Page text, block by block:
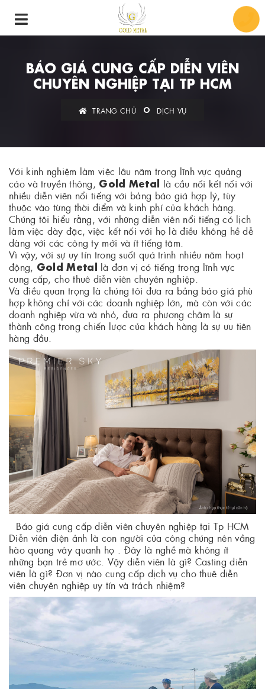
BÁO GIÁ CUNG CẤP DIỄN VIÊN
CHUYÊN NGHIỆP TẠI TP HCM
TRANG CHỦ DỊCH VỤ
Với kinh nghiệm làm việc lâu năm trong lĩnh vực quảng
cáo và truyền thông, Gold Metal là cầu nối kết nối với
nhiều diễn viên nổi tiếng với bảng báo giá hợp lý, tùy
thuộc vào từng thời điểm và kinh phí của khách hàng.
Chúng tôi hiểu rằng, với những diễn viên nổi tiếng có lịch
làm việc dày đặc, việc kết nối với họ là điều không hề dễ
dàng với các công ty mới và ít tiếng tăm.
Vì vậy, với sự uy tín trong suốt quá trình nhiều năm hoạt
động, Gold Metal là đơn vị có tiếng trong lĩnh vực
cung cấp, cho thuê diễn viên chuyên nghiệp.
Và điều quan trọng là chúng tôi đưa ra bảng báo giá phù
hợp không chỉ với các doanh nghiệp lớn, mà còn với các
doanh nghiệp vừa và nhỏ, đưa ra phương châm là sự
thành công trong chiến lược của khách hàng là sự ưu tiên
hàng đầu.
Báo giá cung cấp diễn viên chuyên nghiệp tại Tp HCM
Diễn viên điện ảnh là con người của công chúng nên vầng
hào quang vây quanh họ . Đây là nghề mà không ít
những bạn trẻ mơ ước. Vậy diễn viên là gì? Casting diễn
viên là gì? Đơn vị nào cung cấp dịch vụ cho thuê diễn
viên chuyên nghiệp uy tín và trách nhiệm?